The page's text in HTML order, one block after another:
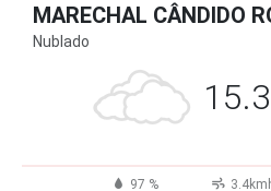
MARECHAL CÂNDIDO
Nublado
15.3
97 %